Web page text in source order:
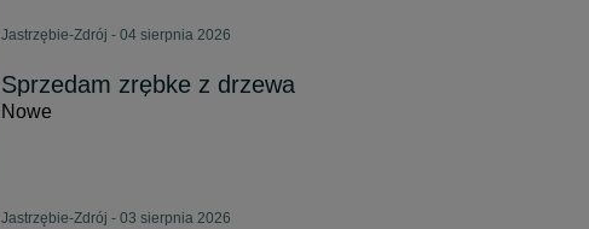
Jastrzębie-Zdrój - 04 sierpnia 2026
Sprzedam zrębke z drzewa
Nowe
Jastrzębie-Zdrój - 03 sierpnia 2026